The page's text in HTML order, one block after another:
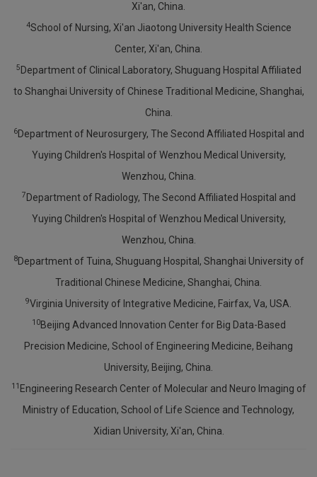
Xi'an, China.
4School of Nursing, Xi'an Jiaotong University Health Science
Center, Xi'an, China.
5 Department of Clinical Laboratory, Shuguang Hospital Affiliated
to Shanghai University of Chinese Traditional Medicine, Shanghai,
China.
6Department of Neurosurgery, The Second Affiliated Hospital and
Yuying Children's Hospital of Wenzhou Medical University,
Wenzhou, China.
7 Department of Radiology, The Second Affiliated Hospital and
Yuying Children's Hospital of Wenzhou Medical University,
Wenzhou, China.
8Department of Tuina, Shuguang Hospital, Shanghai University of
Traditional Chinese Medicine, Shanghai, China.
9Virginia University of Integrative Medicine, Fairfax, Va, USA.
10Beijing Advanced Innovation Center for Big Data-Based
Precision Medicine, School of Engineering Medicine, Beihang
University, Beijing, China.
11 Engineering Research Center of Molecular and Neuro Imaging of
Ministry of Education, School of Life Science and Technology,
Xidian University, Xi'an, China.